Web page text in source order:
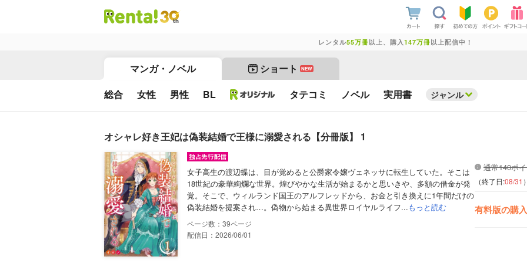
レンタル55万冊以上、購入 147万冊以上配信中！
マンガ・ノベル ショート NEW
総合 女性 男性 BL タテコミ ノベル 実用書 ジャンル
オシャレ好き王妃は偽装結婚で王様に溺愛される【分冊版】 1
女子高生の渡辺蝶は、目が覚めると公爵家令嬢ヴェネッサに転生していた。そこは
18世紀の豪華絢爛な世界。煌びやかな生活が始まるかと思いきや、多額の借金が発
覚。そこで、ウィルランド国王のアルフレッドから、お金と引き換えに1年間だけの
偽装結婚を提案され…。偽物から始まる異世界ロイヤルライフ...もっと読む
39
配信日：2026/06/01
通常140ポ
（終了日:08/31
有料版の購入